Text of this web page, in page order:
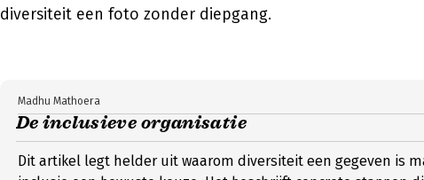
diversiteit een foto zonder diepgang.
De inclusieve organisatie
Madhu Mathoera
Dit artikel legt helder uit waarom diversiteit een gegeven is